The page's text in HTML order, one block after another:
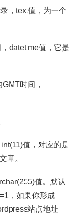
，text值，为一个
datetime值，它是
时间，
值，对应的是
章。
值。默认
，如果你形成
站点地址